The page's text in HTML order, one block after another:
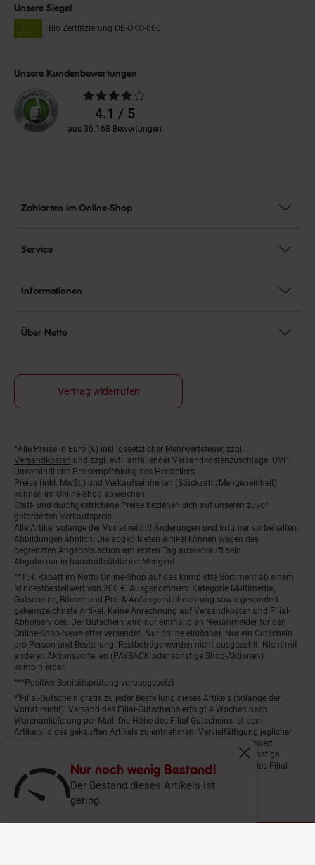
Nur noch wenig Bestand!
Der Bestand dieses Artikels ist
gering.
Fenster
Unsere Siegel
Bio Zertifizierung DE-ÖKO-060
Unsere Kundenbewertungen
Durchschnittliche
Bewertungen4.1 / 5
aus 36.168 Bewertungen
Zahlarten im Online-Shop
Service
Informationen
Über Netto
Vertrag widerrufen
Fußnoten
*Alle Preise in Euro (€) inkl. gesetzlicher Mehrwertsteuer, zzgl.
Versandkosten und zzgl. evtl. anfallender Versandkostenzuschläge. UVP:
Unverbindliche Preisempfehlung des Herstellers.
Preise (inkl. MwSt.) und Verkaufseinheiten (Stückzahl/Mengeneinheit)
können im Online-Shop abweichen.
Statt- und durchgestrichene Preise beziehen sich auf unseren zuvor
geforderten Verkaufspreis.
Alle Artikel solange der Vorrat reicht! Änderungen und Irrtümer vorbehalten.
Abbildungen ähnlich. Die abgebildeten Artikel können wegen des
begrenzten Angebots schon am ersten Tag ausverkauft sein.
Abgabe nur in haushaltsüblichen Mengen!
**15€ Rabatt im Netto Online-Shop auf das komplette Sortiment ab einem
Mindestbestellwert von 200 €. Ausgenommen: Kategorie Multimedia,
Gutscheine, Bücher und Pre- & Anfangsmilchnahrung sowie gesondert
gekennzeichnete Artikel. Keine Anrechnung auf Versandkosten und Filial-
Abholservices. Der Gutschein wird nur einmalig an Neuanmelder für den
Online-Shop-Newsletter versendet. Nur online einlösbar. Nur ein Gutschein
pro Person und Bestellung. Restbeträge werden nicht ausgezahlt. Nicht mit
anderen Aktionsvorteilen (PAYBACK oder sonstige Shop-Aktionen)
kombinierbar.
***Positive Bonitätsprüfung vorausgesetzt
²⁰Filial-Gutschein gratis zu jeder Bestellung dieses Artikels (solange der
Vorrat reicht). Versand des Filial-Gutscheins erfolgt 4 Wochen nach
Warenanlieferung per Mail. Die Höhe des Filial-Gutscheins ist dem
Artikelbild des gekauften Artikels zu entnehmen. Vervielfältigung jeglicher
Art nicht gestattet. Der Filial-Gutschein ist ohne Mindesteinkaufswert
einlösbar. Nicht mit anderen Aktionsvorteilen (PAYBACK oder sonstige
Shop-Aktionen) kombinierbar. Der jeweilige Gültigkeitszeitraum des Filial-
Gutscheins ist darauf vermerkt.